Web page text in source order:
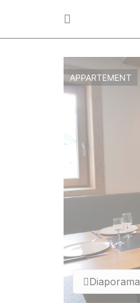
Diaporama
APPARTEMENT